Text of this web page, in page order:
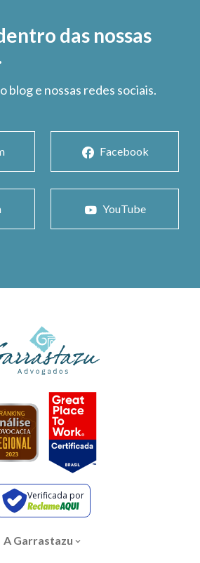
das nossas
blog e nossas redes sociais.
Facebook
YouTube
Verificada por
A Garrastazu